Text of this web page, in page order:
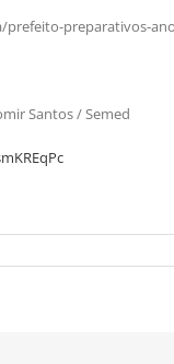
preparativos-
Santos / Semed